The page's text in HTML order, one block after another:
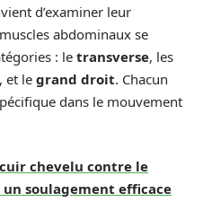
d’examiner leur
abdominaux se
: le transverse, les
et le grand droit. Chacun
dans le mouvement
chevelu contre le
un soulagement efficace